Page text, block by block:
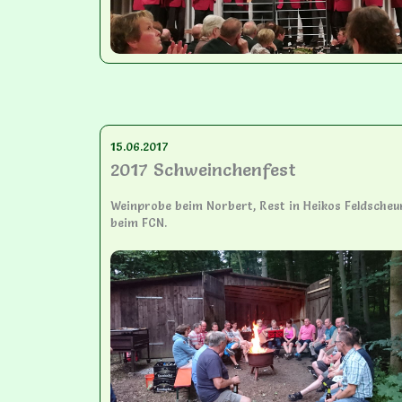
15.06.2017
2017 Schweinchenfest
Weinprobe beim Norbert, Rest in Heikos
beim FCN.